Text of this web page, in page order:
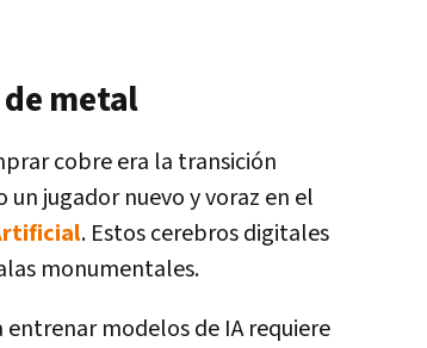
metal
cobre era la transición
jugador nuevo y voraz en el
. Estos cerebros digitales
monumentales.
modelos de IA requiere